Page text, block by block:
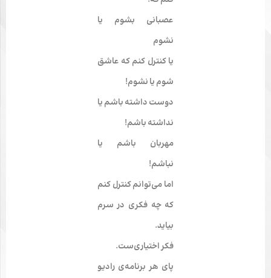
عصبانی بشوم یا
نشوم
یا کنترل کنم که عاشق
شوم یا نشوم!
دوست داشته باشم یا
نداشته باشم!
مهربان باشم یا
نباشم!
اما می‌­توانم کنترل کنم
که چه فکری در سرم
بیاید.
فکر اختیاری‌ست.
پای هر برنامه‌­ی رادیو